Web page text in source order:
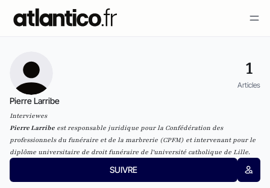
1
Articles
Pierre Larribe
Interviewes
Pierre Larribe est responsable juridique pour la Confédération des
professionnels du funéraire et de la marbrerie (CPFM) et intervenant pour le
diplôme universitaire de droit funéraire de l'université catholique de Lille.
SUIVRE